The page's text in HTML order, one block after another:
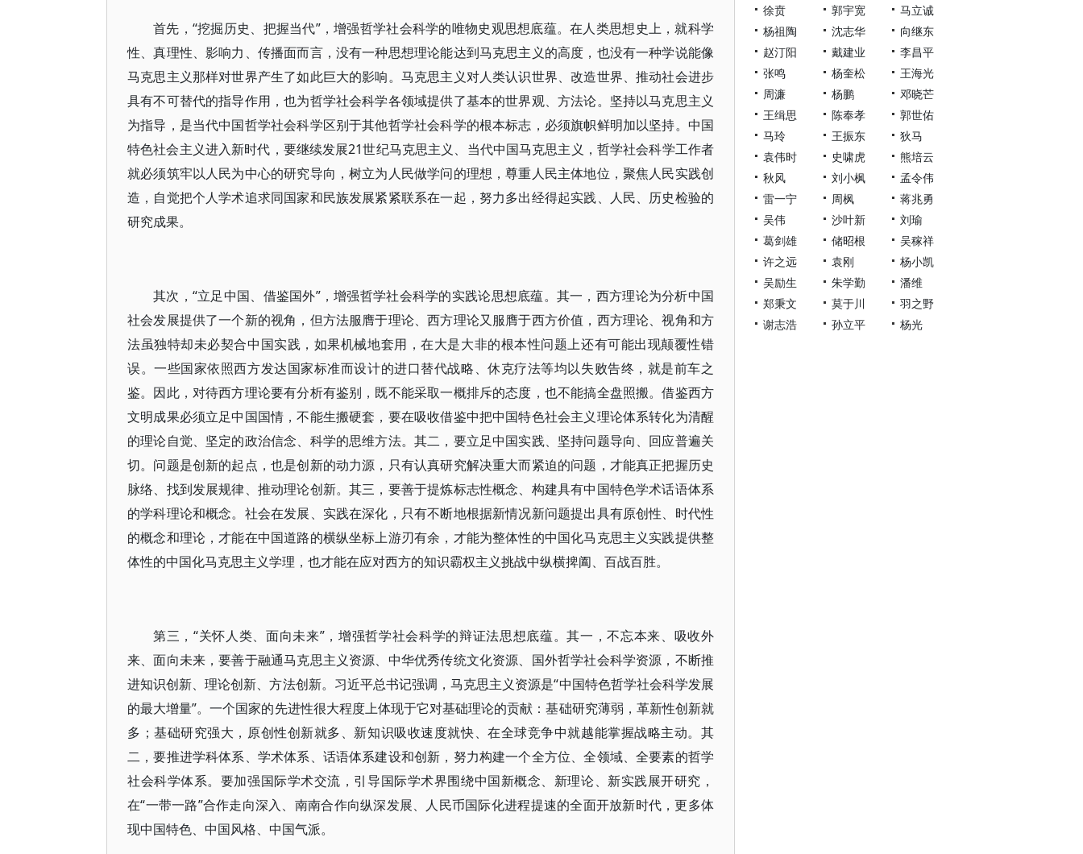
首先，“挖掘历史、把握当代”，增强哲学社会科学的唯物史观思想底蕴。在人类思想史上，就科学
性、真理性、影响力、传播面而言，没有一种思想理论能达到马克思主义的高度，也没有一种学说能像
马克思主义那样对世界产生了如此巨大的影响。马克思主义对人类认识世界、改造世界、推动社会进步
具有不可替代的指导作用，也为哲学社会科学各领域提供了基本的世界观、方法论。坚持以马克思主义
为指导，是当代中国哲学社会科学区别于其他哲学社会科学的根本标志，必须旗帜鲜明加以坚持。中国
特色社会主义进入新时代，要继续发展21世纪马克思主义、当代中国马克思主义，哲学社会科学工作者
就必须筑牢以人民为中心的研究导向，树立为人民做学问的理想，尊重人民主体地位，聚焦人民实践创
造，自觉把个人学术追求同国家和民族发展紧紧联系在一起，努力多出经得起实践、人民、历史检验的
研究成果。
其次，“立足中国、借鉴国外”，增强哲学社会科学的实践论思想底蕴。其一，西方理论为分析中国
社会发展提供了一个新的视角，但方法服膺于理论、西方理论又服膺于西方价值，西方理论、视角和方
法虽独特却未必契合中国实践，如果机械地套用，在大是大非的根本性问题上还有可能出现颠覆性错
误。一些国家依照西方发达国家标准而设计的进口替代战略、休克疗法等均以失败告终，就是前车之
鉴。因此，对待西方理论要有分析有鉴别，既不能采取一概排斥的态度，也不能搞全盘照搬。借鉴西方
文明成果必须立足中国国情，不能生搬硬套，要在吸收借鉴中把中国特色社会主义理论体系转化为清醒
的理论自觉、坚定的政治信念、科学的思维方法。其二，要立足中国实践、坚持问题导向、回应普遍关
切。问题是创新的起点，也是创新的动力源，只有认真研究解决重大而紧迫的问题，才能真正把握历史
脉络、找到发展规律、推动理论创新。其三，要善于提炼标志性概念、构建具有中国特色学术话语体系
的学科理论和概念。社会在发展、实践在深化，只有不断地根据新情况新问题提出具有原创性、时代性
的概念和理论，才能在中国道路的横纵坐标上游刃有余，才能为整体性的中国化马克思主义实践提供整
体性的中国化马克思主义学理，也才能在应对西方的知识霸权主义挑战中纵横捭阖、百战百胜。
第三，“关怀人类、面向未来”，增强哲学社会科学的辩证法思想底蕴。其一，不忘本来、吸收外
来、面向未来，要善于融通马克思主义资源、中华优秀传统文化资源、国外哲学社会科学资源，不断推
进知识创新、理论创新、方法创新。习近平总书记强调，马克思主义资源是“中国特色哲学社会科学发展
的最大增量”。一个国家的先进性很大程度上体现于它对基础理论的贡献：基础研究薄弱，革新性创新就
多；基础研究强大，原创性创新就多、新知识吸收速度就快、在全球竞争中就越能掌握战略主动。其
二，要推进学科体系、学术体系、话语体系建设和创新，努力构建一个全方位、全领域、全要素的哲学
社会科学体系。要加强国际学术交流，引导国际学术界围绕中国新概念、新理论、新实践展开研究，
在“一带一路”合作走向深入、南南合作向纵深发展、人民币国际化进程提速的全面开放新时代，更多体
现中国特色、中国风格、中国气派。
徐贲
郭宇宽
马立诚
杨祖陶
沈志华
向继东
赵汀阳
戴建业
李昌平
张鸣
杨奎松
王海光
周濂
杨鹏
邓晓芒
王缉思
陈奉孝
郭世佑
马玲
王振东
狄马
袁伟时
史啸虎
熊培云
秋风
刘小枫
孟令伟
雷一宁
周枫
蒋兆勇
吴伟
沙叶新
刘瑜
葛剑雄
储昭根
吴稼祥
许之远
袁刚
杨小凯
吴励生
朱学勤
潘维
郑秉文
莫于川
羽之野
谢志浩
孙立平 杨光